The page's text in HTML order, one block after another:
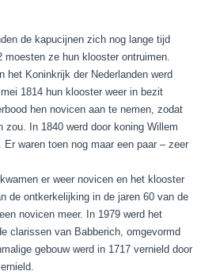
de kapucijnen zich nog lange tijd
moesten ze hun klooster ontruimen.
het Koninkrijk der Nederlanden werd
1814 hun klooster weer in bezit
hen novicen aan te nemen, zodat
zou. In 1840 werd door koning Willem
Er waren toen nog maar een paar – zeer
er weer novicen en het klooster
de ontkerkelijking in de jaren 60 van de
novicen meer. In 1979 werd het
clarissen van Babberich, omgevormd
gebouw werd in 1717 vernield door